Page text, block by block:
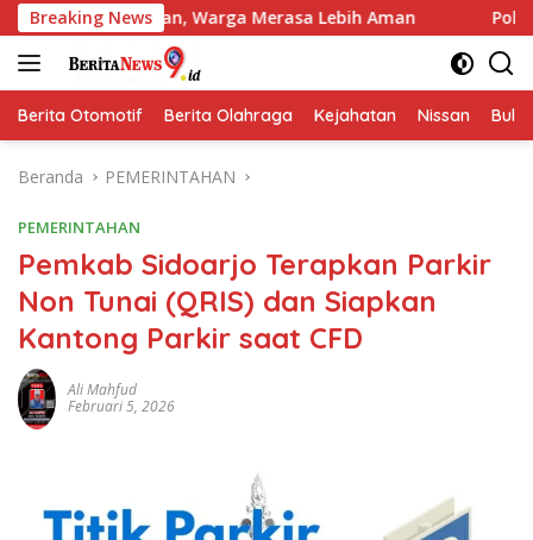
Langsung
ke
konten
Breaking News
Warga Merasa Lebih Aman Polres Jombang Gelar
Berita Otomotif Berita Olahraga Kejahatan Nissan
Beranda PEMERINTAHAN
PEMERINTAHAN
Pemkab Sidoarjo Terapkan Parkir
Non Tunai (QRIS) dan Siapkan
Kantong Parkir saat CFD
Ali Mahfud
Februari 5, 2026